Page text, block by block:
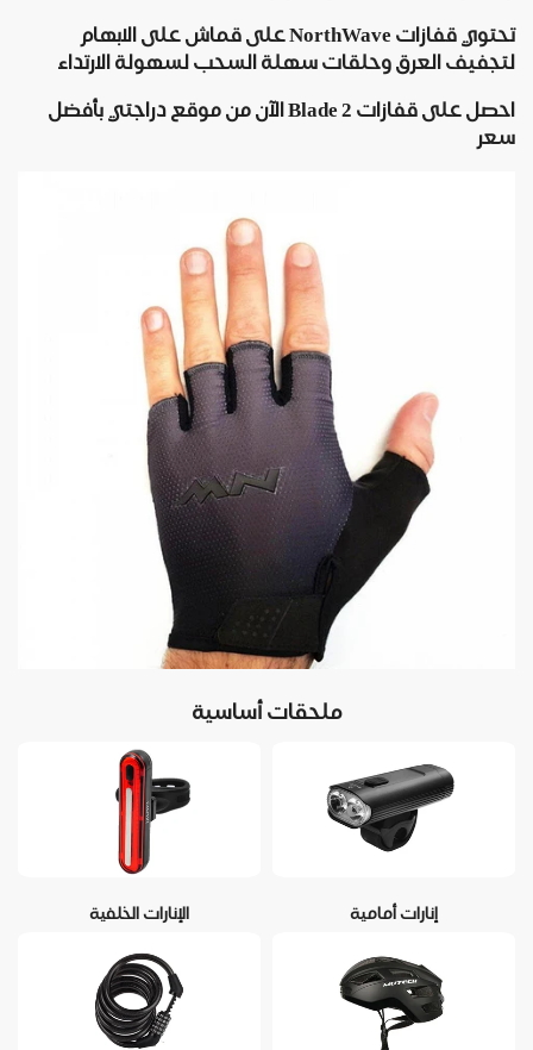
تحتوي قفازات NorthWave على قماش على الابهام
لتجفيف العرق وحلقات سهلة السحب لسهولة الارتداء
احصل على قفازات Blade 2 الآن من موقع دراجتي بأفضل
سعر
ملحقات أساسية
إنارات أمامية الإنارات الخلفية